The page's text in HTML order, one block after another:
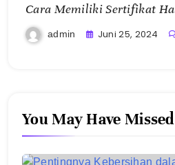
Cara Memiliki Sertifikat
admin Juni 25, 2024
You May Have Missed